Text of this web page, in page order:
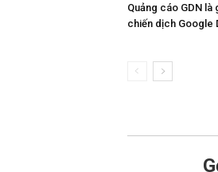
Quảng cáo GDN là
chiến dịch Google